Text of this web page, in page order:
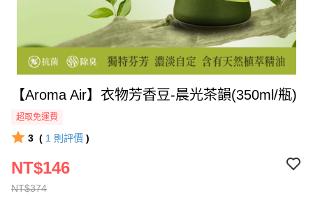
【Aroma Air】衣物芳香豆-晨光茶韻(350ml/瓶)
超取免運費
3 ( 1 則評價 )
NT$374
NT$146